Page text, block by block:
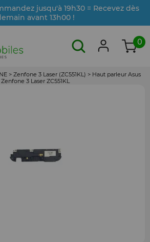
jusqu'à 19h30 = Recevez dès
avant 13h00 !
0
> Zenfone 3 Laser (ZC551KL) > Haut parleur Asus
Zenfone 3 Laser ZC551KL